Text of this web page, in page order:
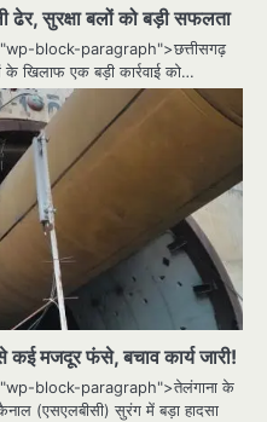
सुरक्षा बलों को बड़ी सफलता
block-paragraph">छत्तीसगढ़
खिलाफ एक बड़ी कार्रवाई को…
कई मजदूर फंसे, बचाव कार्य जारी!
block-paragraph">तेलंगाना के
(एसएलबीसी) सुरंग में बड़ा हादसा